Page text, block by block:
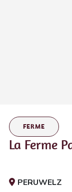
FERME
La Ferme
PERUWELZ